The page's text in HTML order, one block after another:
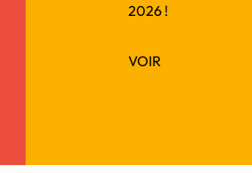
2026 !
VOIR